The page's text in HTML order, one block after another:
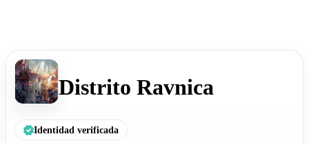
Distrito Ravnica
Identidad verificada